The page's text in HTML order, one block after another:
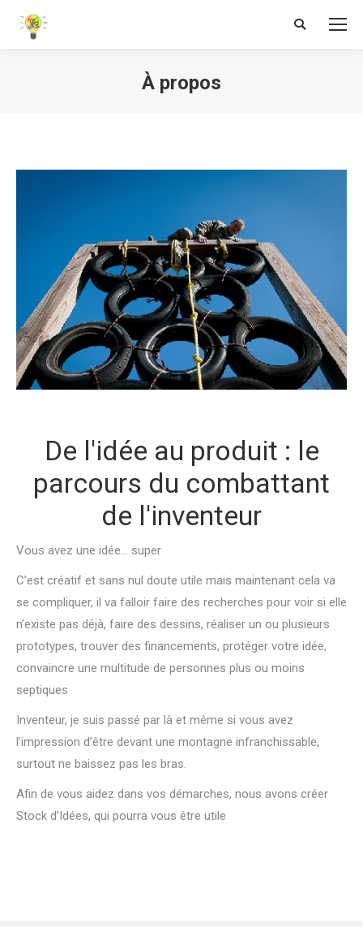
Search:
À propos
De l'idée au produit : le
parcours du combattant
de l'inventeur
Vous avez une idée… super
C’est créatif et sans nul doute utile mais maintenant cela va
se compliquer, il va falloir faire des recherches pour voir si elle
n’existe pas déjà, faire des dessins, réaliser un ou plusieurs
prototypes, trouver des financements, protéger votre idée,
convaincre une multitude de personnes plus ou moins
septiques
Inventeur, je suis passé par là et même si vous avez
l’impression d’être devant une montagne infranchissable,
surtout ne baissez pas les bras.
Afin de vous aidez dans vos démarches, nous avons créer
Stock d’Idées, qui pourra vous être utile